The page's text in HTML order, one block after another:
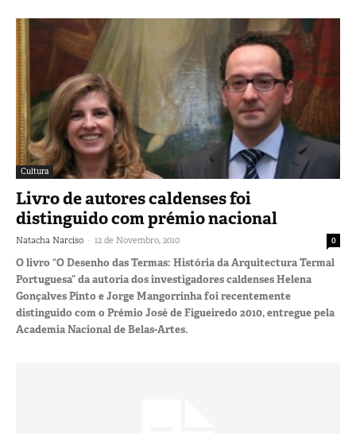
Cultura
Livro de autores caldenses foi
distinguido com prémio nacional
Natacha Narciso - 12 de Novembro, 2010 0
O livro “O Desenho das Termas: História da Arquitectura Termal
Portuguesa” da autoria dos investigadores caldenses Helena
Gonçalves Pinto e Jorge Mangorrinha foi recentemente
distinguido com o Prémio José de Figueiredo 2010, entregue pela
Academia Nacional de Belas-Artes.